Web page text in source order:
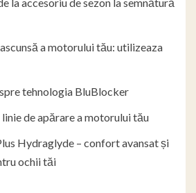
a motorului tău: utilizeaza
tehnologia BluBlocker
de apărare a motorului tău
Hydraglyde – confort avansat și
ochii tăi